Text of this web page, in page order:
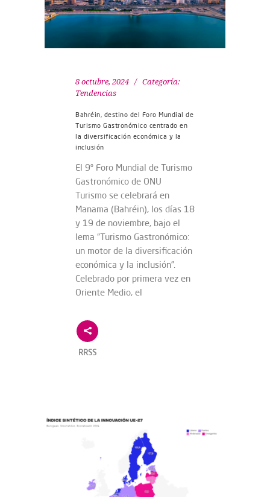
8 octubre, 2024
Categoría:
Tendencias
Bahréin, destino del Foro Mundial de
Turismo Gastronómico centrado en
la diversificación económica y la
inclusión
El 9º Foro Mundial de Turismo
Gastronómico de ONU
Turismo se celebrará en
Manama (Bahréin), los días 18
y 19 de noviembre, bajo el
lema “Turismo Gastronómico:
un motor de la diversificación
económica y la inclusión”.
Celebrado por primera vez en
Oriente Medio, el
RRSS